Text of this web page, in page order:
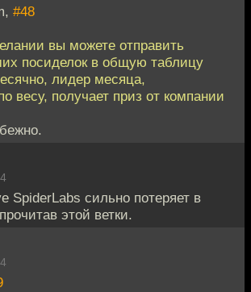
#48
вы можете отправить
посиделок в общую таблицу
лидер месяца,
весу, получает приз от компании
SpiderLabs сильно потеряет в
этой ветки.